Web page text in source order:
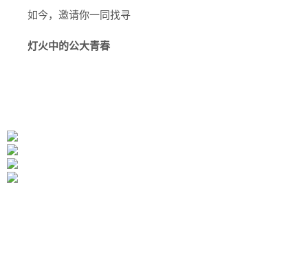
如今，邀请你一同找寻
灯火中的公大青春